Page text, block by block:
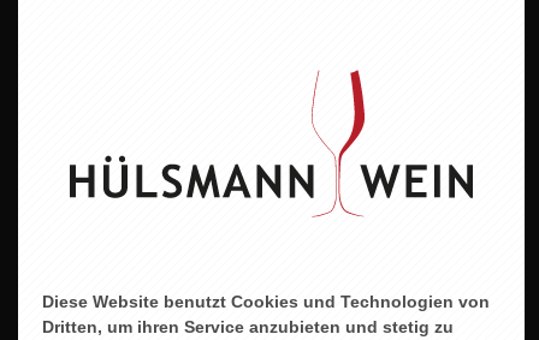
Zu Terrinen Pasteten, Lachsgerichten, Anti-Pasti
Diese Website benutzt Cookies und Technologien von
Dritten, um ihren Service anzubieten und stetig zu